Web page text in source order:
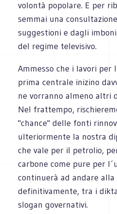
volontà popolare. E per
semmai una
suggestioni e dagli
del regime televisivo.
Ammesso che i lavori per
prima centrale inizino
ne vorranno almeno altri
Nel frattempo,
"chance" delle fonti
ulteriormente la nostra
che vale per il petrolio,
carbone come pure per
continuerà ad andare
definitivamente, tra i
slogan governativi.